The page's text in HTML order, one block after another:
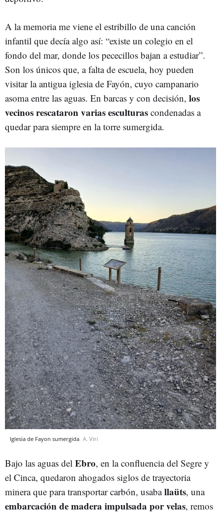
A la memoria me viene el estribillo de una canción
infantil que decía algo así: “existe un colegio en el
fondo del mar, donde los pececillos bajan a estudiar”.
Son los únicos que, a falta de escuela, hoy pueden
visitar la antigua iglesia de Fayón, cuyo campanario
asoma entre las aguas. En barcas y con decisión, los
vecinos rescataron varias esculturas condenadas a
quedar para siempre en la torre sumergida.
Iglesia de Fayon sumergida A. Viri
Bajo las aguas del Ebro, en la confluencia del Segre y
el Cinca, quedaron ahogados siglos de trayectoria
minera que para transportar carbón, usaballaüts, una
embarcación de madera impulsada por velas, remos